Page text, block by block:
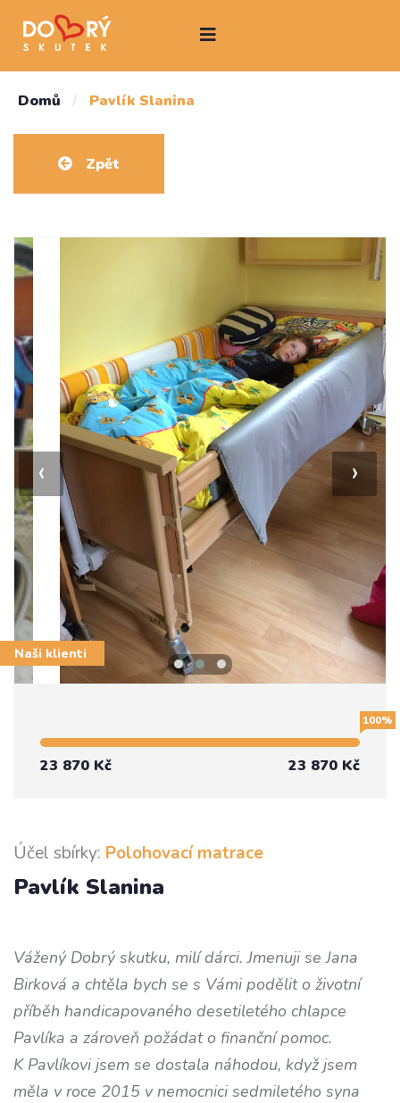
Domů / Pavlík Slanina
Zpět
‹ ›
Naši klienti
100%
23 870 Kč 23 870 Kč
Účel sbírky: Polohovací matrace
Pavlík Slanina
Vážený Dobrý skutku, milí dárci. Jmenuji se Jana
Birková a chtěla bych se s Vámi podělit o životní
příběh handicapovaného desetiletého chlapce
Pavlíka a zároveň požádat o finanční pomoc.
K Pavlíkovi jsem se dostala náhodou, když jsem
měla v roce 2015 v nemocnici sedmiletého syna